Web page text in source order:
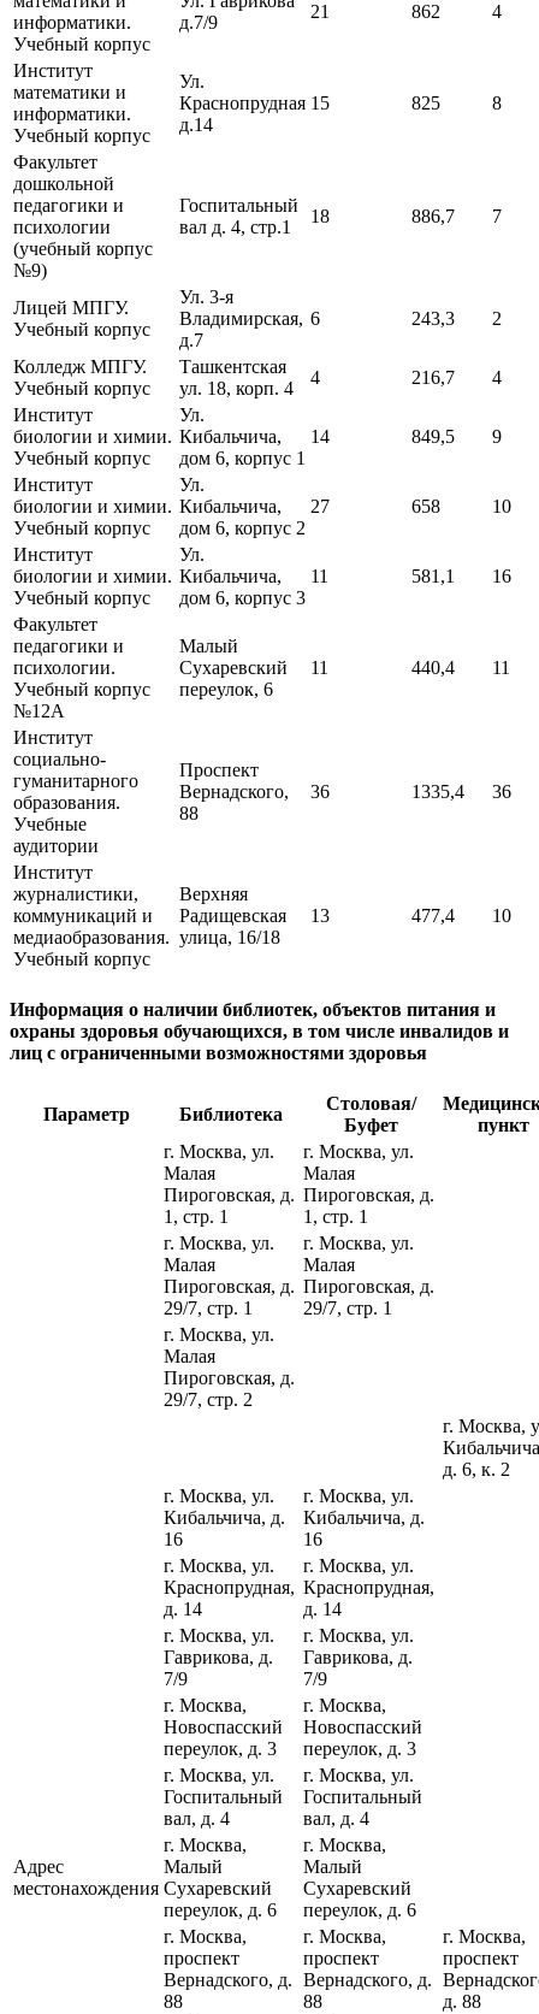
информатики.
Учебный корпус
д.7/9
21 862 4
Институт
математики и
информатики.
Учебный корпус
Ул.
Краснопрудная
д.14
15 825 8
Факультет
дошкольной
педагогики и
психологии
(учебный корпус
№9)
Госпитальный
вал д. 4, стр.1
18 886,7 7
Лицей МПГУ.
Учебный корпус
Ул. 3-я
Владимирская,
д.7
6 243,3 2
Колледж МПГУ.
Учебный корпус
Ташкентская
ул. 18, корп. 4
4 216,7
4
Институт
биологии и химии.
Учебный корпус
Ул.
Кибальчича,
дом 6, корпус 1
14 849,5 9
Институт
биологии и химии.
Учебный корпус
Ул.
Кибальчича,
дом 6, корпус 2
27 658 10
Институт
биологии и химии.
Учебный корпус
Ул.
Кибальчича,
дом 6, корпус 3
11 581,1 16
Факультет
педагогики и
психологии.
Учебный корпус
№12А
Малый
Сухаревский
переулок, 6
11 440,4 11
Институт
социально-
гуманитарного
образования.
Учебные
аудитории
Проспект
Вернадского,
88
36 1335,4 36
Институт
журналистики,
коммуникаций и
медиаобразования.
Учебный корпус
Верхняя
Радищевская
улица, 16/18
13 477,4 10
Информация о наличии библиотек, объектов питания и
охраны здоровья обучающихся, в том числе инвалидов и
лиц с ограниченными возможностями здоровья
Параметр Библиотека
Столовая/
Буфет
пункт
Адрес
местонахождения
г. Москва, ул.
Малая
Пироговская, д.
1, стр. 1
г. Москва, ул.
Малая
Пироговская, д.
1, стр. 1
г. Москва, ул.
Малая
Пироговская, д.
29/7, стр. 1
г. Москва, ул.
Малая
Пироговская, д.
29/7, стр. 1
г. Москва, ул.
Малая
Пироговская, д.
29/7, стр. 2
г. Москва,
д. 6, к. 2
г. Москва, ул.
Кибальчича, д.
16
г. Москва, ул.
Кибальчича, д.
16
г. Москва, ул.
Краснопрудная,
д. 14
г. Москва, ул.
Краснопрудная,
д. 14
г. Москва, ул.
Гаврикова, д.
7/9
г. Москва, ул.
Гаврикова, д.
7/9
г. Москва,
Новоспасский
переулок, д. 3
г. Москва,
Новоспасский
переулок, д. 3
г. Москва, ул.
Госпитальный
вал, д. 4
г. Москва, ул.
Госпитальный
вал, д. 4
г. Москва,
Малый
Сухаревский
переулок, д. 6
г. Москва,
Малый
Сухаревский
переулок, д. 6
г. Москва,
проспект
Вернадского, д.
88
г. Москва,
проспект
Вернадского, д.
88
г. Москва,
проспект
д. 88